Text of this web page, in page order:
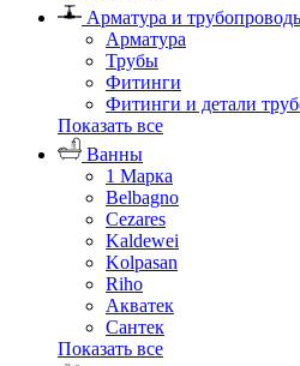
Арматура и
Арматура
Трубы
Фитинги
Фитинги и детали
Показать все
Ванны
1 Марка
Belbagno
Cezares
Kaldewei
Kolpasan
Riho
Акватек
Сантек
Показать все